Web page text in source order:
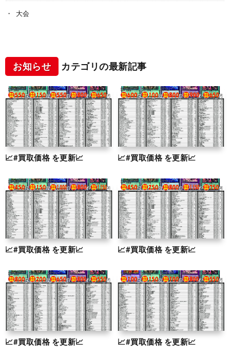
大会
お知らせ カテゴリの最新記事
📈#買取価格 を更新📈 📈#買取価格 を更新📈
📈#買取価格 を更新📈 📈#買取価格 を更新📈
📈#買取価格 を更新📈 📈#買取価格 を更新📈